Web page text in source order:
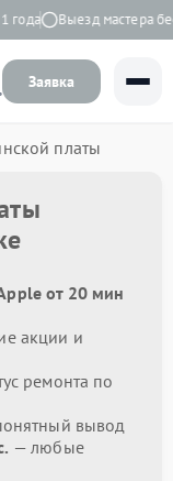
Выезд мастера
Заявка
платы
от 20 мин
акции и
ремонта по
вывод
— любые